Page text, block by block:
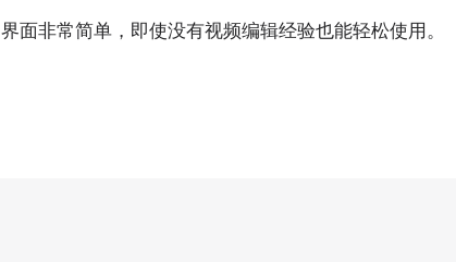
界面非常简单，即使没有视频编辑经验也能轻松使用。